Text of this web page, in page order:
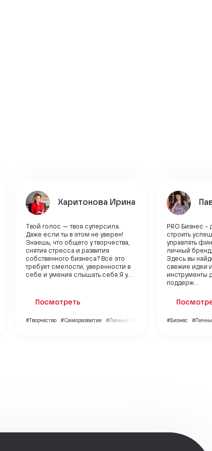
Харитонова Ирина
Твой голос — твоя суперсила.
Даже если ты в этом не уверен!
Знаешь, что общего у творчества,
снятия стресса и развития
собственного бизнеса? Всё это
требует смелости, уверенности в
себе и умения слышать себя.Я у...
Посмотреть
#Творчество #Саморазвитие #Личный бренд
PRO Бизнес -
строить
управлять
личный
Здесь вы
свежие идеи
инструменты
поддерж...
#Бизнес